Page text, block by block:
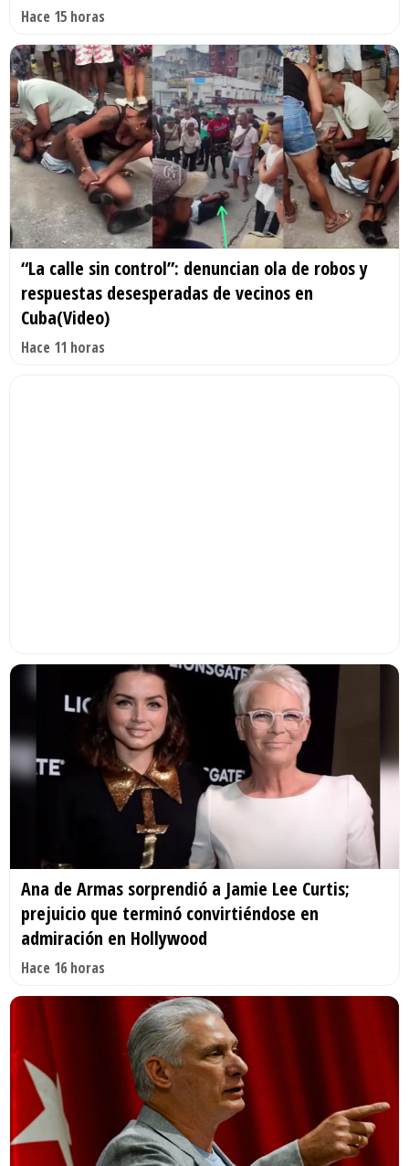
Hace 15 horas
“La calle sin control”: denuncian ola de robos y
respuestas desesperadas de vecinos en
Cuba(Video)
Hace 11 horas
Ana de Armas sorprendió a Jamie Lee Curtis;
prejuicio que terminó convirtiéndose en
admiración en Hollywood
Hace 16 horas